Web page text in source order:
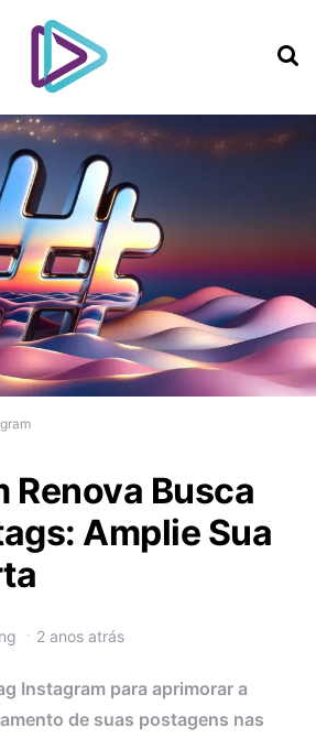
Renova Busca
Amplie Sua
2 anos atrás
Instagram para aprimorar a
de suas postagens nas